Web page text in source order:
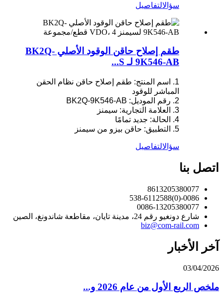
سؤالالتفاصيل
طقم إصلاح حاقن الوقود الأصلي BK2Q-
9K546-AB لـ S...
1. اسم المنتج: طقم إصلاح حاقن نظام الحقن
المباشر للوقود
2. رقم الموديل: BK2Q-9K546-AB
3. العلامة التجارية: سيمنز
4. الحالة: جديد تمامًا
5. التطبيق: حاقن بيزو من سيمنز
سؤالالتفاصيل
اتصل بنا
8613205380077
0086-(0)538-6112588
0086-13205380077
شارع دونغيو رقم 24، مدينة تايان، مقاطعة شاندونغ، الصين
biz@com-rail.com
آخر الأخبار
03/04/2026
ملخص الربع الأول من عام 2026 و...